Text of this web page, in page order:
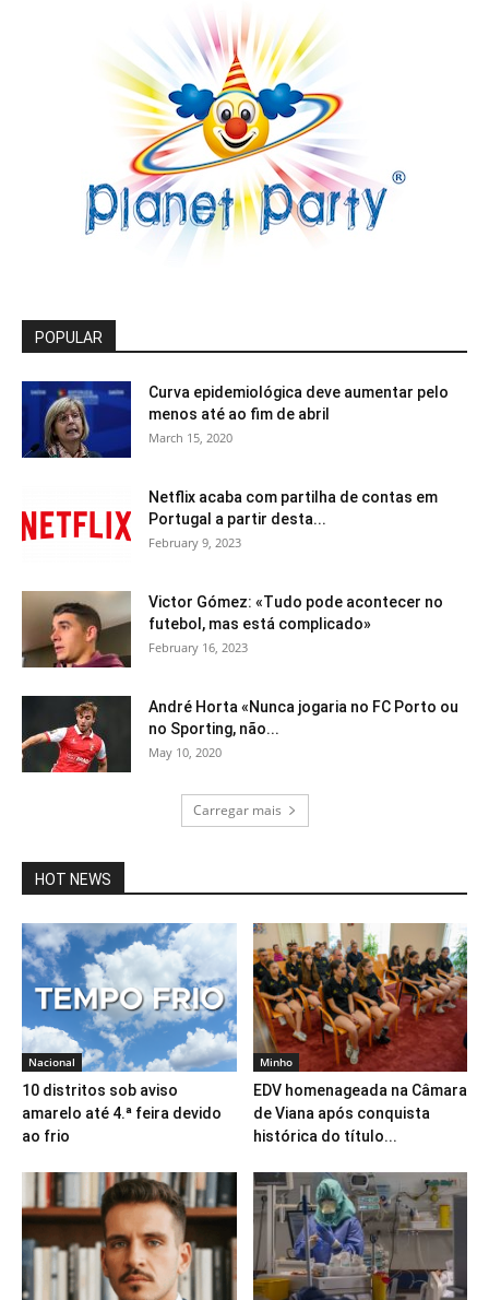
POPULAR
Curva epidemiológica deve aumentar pelo
menos até ao fim de abril
March 15, 2020
Netflix acaba com partilha de contas em
Portugal a partir desta...
February 9, 2023
Victor Gómez: «Tudo pode acontecer no
futebol, mas está complicado»
February 16, 2023
André Horta «Nunca jogaria no FC Porto ou
no Sporting, não...
May 10, 2020
Carregar mais
HOT NEWS
Nacional
10 distritos sob aviso
amarelo até 4.ª feira devido
ao frio
Minho
EDV homenageada na Câmara
de Viana após conquista
histórica do título...